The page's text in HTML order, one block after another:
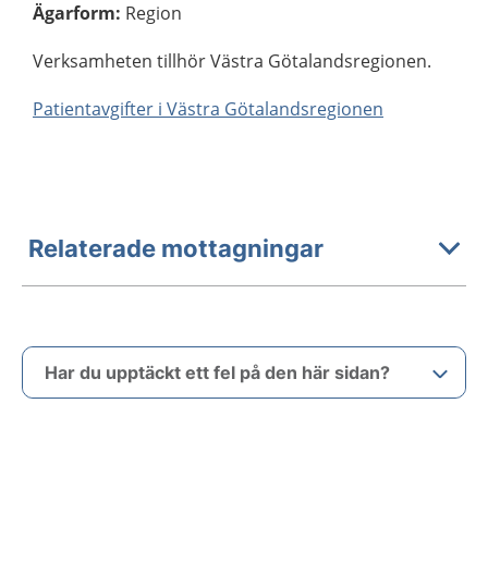
Ägarform: Region
Verksamheten tillhör Västra Götalandsregionen.
Patientavgifter i Västra Götalandsregionen
Relaterade mottagningar
Har du upptäckt ett fel på den här sidan?